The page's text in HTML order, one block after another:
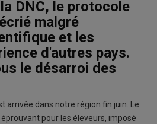
DNC, le protocole
malgré
et les
d'autres pays.
le désarroi des
arrivée dans notre région fin juin. Le
pour les éleveurs, imposé